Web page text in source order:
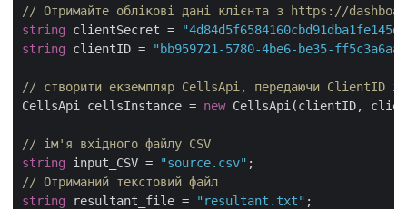
// Отримайте облікові дані клієнта з https://
string clientSecret =
string clientID = "bb959721-5780-4be6-be35-
// створити екземпляр CellsApi, передаючи ClientID
CellsApi cellsInstance = new CellsApi(clientID,
// ім'я вхідного файлу CSV
string input_CSV = "source.csv"
// Отриманий текстовий файл
string resultant_file = "resultant.txt" ;